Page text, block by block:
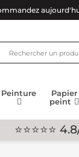
Peinture
Papier
peint
⭐⭐⭐⭐⭐